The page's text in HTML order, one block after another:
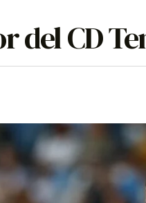
del CD